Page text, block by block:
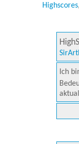
Highscores
Ich